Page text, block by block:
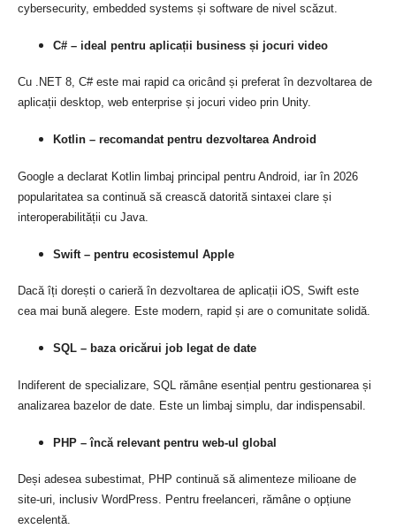
cybersecurity, embedded systems și software de nivel scăzut.
C# – ideal pentru aplicații business și jocuri video
Cu .NET 8, C# este mai rapid ca oricând și preferat în dezvoltarea de
aplicații desktop, web enterprise și jocuri video prin Unity.
Kotlin – recomandat pentru dezvoltarea Android
Google a declarat Kotlin limbaj principal pentru Android, iar în 2026
popularitatea sa continuă să crească datorită sintaxei clare și
interoperabilității cu Java.
Swift – pentru ecosistemul Apple
Dacă îți dorești o carieră în dezvoltarea de aplicații iOS, Swift este
cea mai bună alegere. Este modern, rapid și are o comunitate solidă.
SQL – baza oricărui job legat de date
Indiferent de specializare, SQL rămâne esențial pentru gestionarea și
analizarea bazelor de date. Este un limbaj simplu, dar indispensabil.
PHP – încă relevant pentru web-ul global
Deși adesea subestimat, PHP continuă să alimenteze milioane de
site-uri, inclusiv WordPress. Pentru freelanceri, rămâne o opțiune
excelentă.